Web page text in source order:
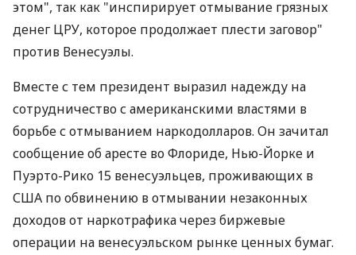
этом", так как "инспирирует отмывание грязных
денег ЦРУ, которое продолжает плести заговор"
против Венесуэлы.
Вместе с тем президент выразил надежду на
сотрудничество с американскими властями в
борьбе с отмыванием наркодолларов. Он зачитал
сообщение об аресте во Флориде, Нью-Йорке и
Пуэрто-Рико 15 венесуэльцев, проживающих в
США по обвинению в отмывании незаконных
доходов от наркотрафика через биржевые
операции на венесуэльском рынке ценных бумаг.